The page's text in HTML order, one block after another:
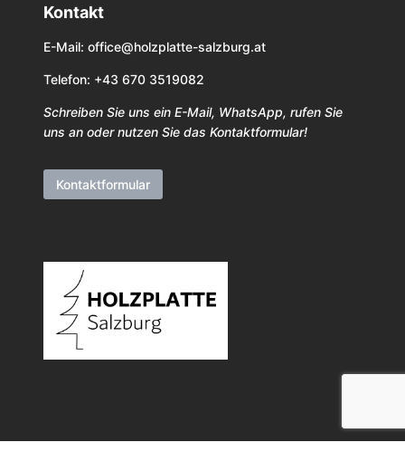
Kontakt
E-Mail: office@holzplatte-salzburg.at
Telefon: +43 670 3519082
Schreiben Sie uns ein E-Mail, WhatsApp, rufen Sie
uns an oder nutzen Sie das Kontaktformular!
Kontaktformular